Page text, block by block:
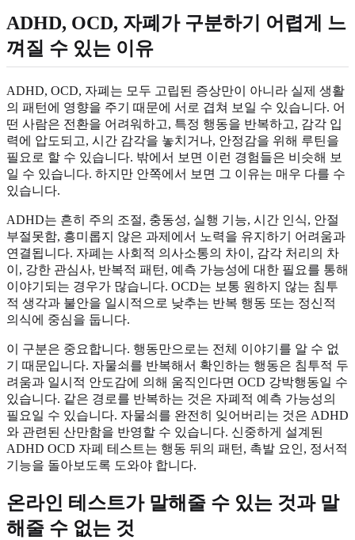
ADHD, OCD, 자폐가 구분하기 어렵게 느
껴질 수 있는 이유
ADHD, OCD, 자폐는 모두 고립된 증상만이 아니라 실제 생활
의 패턴에 영향을 주기 때문에 서로 겹쳐 보일 수 있습니다. 어
떤 사람은 전환을 어려워하고, 특정 행동을 반복하고, 감각 입
력에 압도되고, 시간 감각을 놓치거나, 안정감을 위해 루틴을
필요로 할 수 있습니다. 밖에서 보면 이런 경험들은 비슷해 보
일 수 있습니다. 하지만 안쪽에서 보면 그 이유는 매우 다를 수
있습니다.
ADHD는 흔히 주의 조절, 충동성, 실행 기능, 시간 인식, 안절
부절못함, 흥미롭지 않은 과제에서 노력을 유지하기 어려움과
연결됩니다. 자폐는 사회적 의사소통의 차이, 감각 처리의 차
이, 강한 관심사, 반복적 패턴, 예측 가능성에 대한 필요를 통해
이야기되는 경우가 많습니다. OCD는 보통 원하지 않는 침투
적 생각과 불안을 일시적으로 낮추는 반복 행동 또는 정신적
의식에 중심을 둡니다.
이 구분은 중요합니다. 행동만으로는 전체 이야기를 알 수 없
기 때문입니다. 자물쇠를 반복해서 확인하는 행동은 침투적 두
려움과 일시적 안도감에 의해 움직인다면 OCD 강박행동일 수
있습니다. 같은 경로를 반복하는 것은 자폐적 예측 가능성의
필요일 수 있습니다. 자물쇠를 완전히 잊어버리는 것은 ADHD
와 관련된 산만함을 반영할 수 있습니다. 신중하게 설계된
ADHD OCD 자폐 테스트는 행동 뒤의 패턴, 촉발 요인, 정서적
기능을 돌아보도록 도와야 합니다.
온라인 테스트가 말해줄 수 있는 것과 말
해줄 수 없는 것